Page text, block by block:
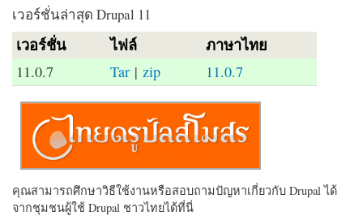
เวอร์ชั่นล่าสุด Drupal 11
เวอร์ชั่น ไฟล์ ภาษาไทย
11.0.7 Tar | zip 11.0.7
คุณสามารถศึกษาวิธีใช้งานหรือสอบถามปัญหาเกี่ยวกับ Drupal ได้
จากชุมชนผู้ใช้ Drupal ชาวไทยได้ที่นี่